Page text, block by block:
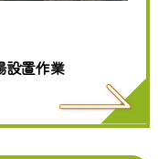
設置作業